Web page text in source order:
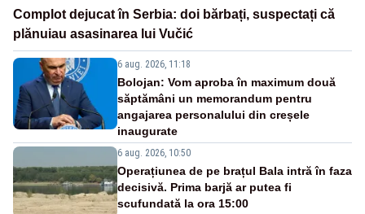
Complot dejucat în Serbia: doi bărbați, suspectați că
plănuiau asasinarea lui Vučić
6 aug. 2026, 11:18
Bolojan: Vom aproba în maximum două
săptămâni un memorandum pentru
angajarea personalului din creșele
inaugurate
6 aug. 2026, 10:50
Operațiunea de pe brațul Bala intră în faza
decisivă. Prima barjă ar putea fi
scufundată la ora 15:00